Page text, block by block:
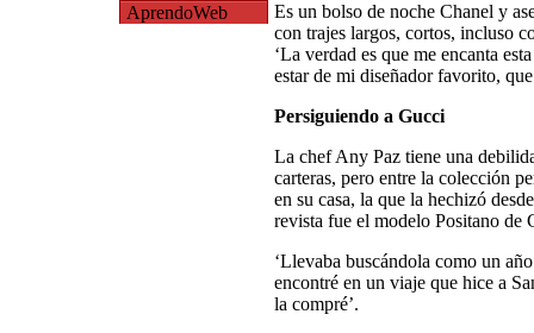
AprendoWeb
Es un bolso de noche Chanel y
con trajes largos, cortos, incluso
‘La verdad es que me encanta
estar de mi diseñador favorito,
Persiguiendo a Gucci
La chef Any Paz tiene una
carteras, pero entre la colección
en su casa, la que la hechizó
revista fue el modelo Positano de
‘Llevaba buscándola como un
encontré en un viaje que hice a
la compré’.